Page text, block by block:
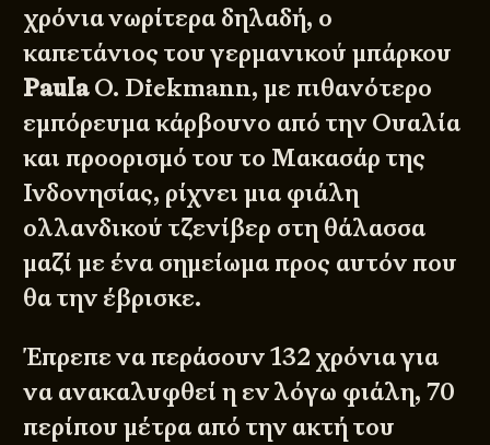
χρόνια νωρίτερα δηλαδή, ο
καπετάνιος του γερμανικού μπάρκου
PaulaO. Diekmann, με πιθανότερο
εμπόρευμα κάρβουνο από την Ουαλία
και προορισμό του το Μακασάρ της
Ινδονησίας, ρίχνει μια φιάλη
ολλανδικού τζενίβερ στη θάλασσα
μαζί με ένα σημείωμα προς αυτόν που
θα την έβρισκε.
Έπρεπε να περάσουν 132 χρόνια για
να ανακαλυφθεί η εν λόγω φιάλη, 70
περίπου μέτρα από την ακτή του